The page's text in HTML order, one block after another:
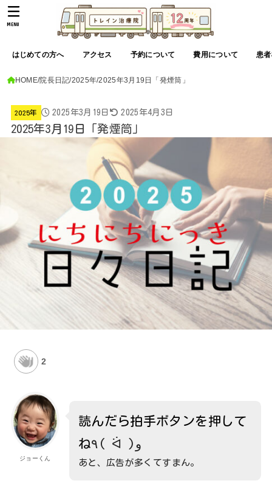
はじめての方へ アクセス 予約について 費用について 患
MENU
HOME 院長日記 2025年 2025年3月19日「発煙筒」
2025年 2025年3月19日 2025年4月3日
2025年3月19日「発煙筒」
2
ジョーくん
読んだら拍手ボタンを押して
ね
٩( ᐛ )و
あと、広告が多くてすまん。